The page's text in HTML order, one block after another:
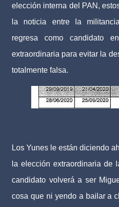
elección interna del PAN,
la noticia entre la
regresa como candidato
extraordinaria para evitar la
totalmente falsa.
Los Yunes le están diciendo
la elección extraordinaria de
candidato volverá a ser
cosa que ni yendo a bailar a